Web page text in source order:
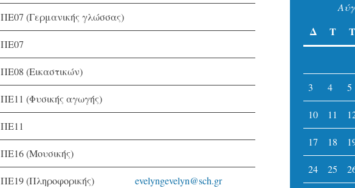
ΠΕ07 (Γερμανικής γλώσσας)
ΠΕ07
ΠΕ08 (Εικαστικών)
ΠΕ11 (Φυσικής αγωγής)
ΠΕ11
ΠΕ16 (Μουσικής)
ΠΕ19 (Πληροφορικής) evelyngevelyn@sch.gr
Δ Τ Τ
3 4 5
10 11
17 18
24 25